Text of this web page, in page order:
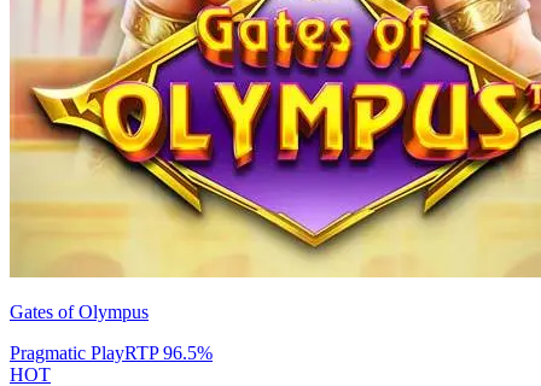
Gates of Olympus
Pragmatic PlayRTP96.5%
HOT